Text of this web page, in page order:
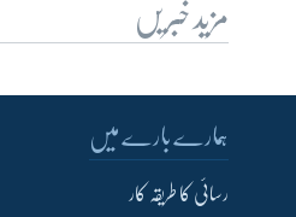
مزید خبریں
ہمارے بارے میں
رسائی کا طریقہ کار